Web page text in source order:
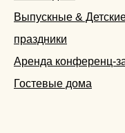
Выпускные &
праздники
Аренда конференц-
Гостевые дома